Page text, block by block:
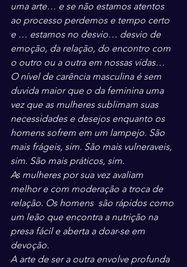
uma arte… e se não estamos atentos
ao processo perdemos e tempo certo
e … estamos no desvio… desvio de
emoção, da relação, do encontro com
o outro ou a outra em nossas vidas…
O nível de carência masculina é sem
duvida maior que o da feminina uma
vez que as mulheres sublimam suas
necessidades e desejos enquanto os
homens sofrem em um lampejo. São
mais frágeis, sim. São mais vulneraveis,
sim. São mais práticos, sim.
As mulheres por sua vez avaliam
melhor e com moderação a troca de
relação. Os homens  são rápidos como
um leão que encontra a nutrição na
presa fácil e aberta a doar-se em
devoção.
A arte de ser a outra envolve profunda